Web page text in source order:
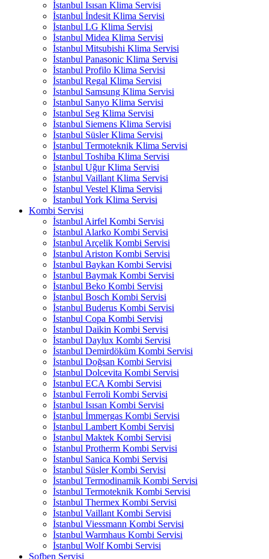
İstanbul Isısan Klima Servisi
İstanbul İndesit Klima Servisi
İstanbul LG Klima Servisi
İstanbul Midea Klima Servisi
İstanbul Mitsubishi Klima Servisi
İstanbul Panasonic Klima Servisi
İstanbul Profilo Klima Servisi
İstanbul Regal Klima Servisi
İstanbul Samsung Klima Servisi
İstanbul Sanyo Klima Servisi
İstanbul Seg Klima Servisi
İstanbul Siemens Klima Servisi
İstanbul Süsler Klima Servisi
İstanbul Termoteknik Klima Servisi
İstanbul Toshiba Klima Servisi
İstanbul Uğur Klima Servisi
İstanbul Vaillant Klima Servisi
İstanbul Vestel Klima Servisi
İstanbul York Klima Servisi
Kombi Servisi
İstanbul Airfel Kombi Servisi
İstanbul Alarko Kombi Servisi
İstanbul Arçelik Kombi Servisi
İstanbul Ariston Kombi Servisi
İstanbul Baykan Kombi Servisi
İstanbul Baymak Kombi Servisi
İstanbul Beko Kombi Servisi
İstanbul Bosch Kombi Servisi
İstanbul Buderus Kombi Servisi
İstanbul Copa Kombi Servisi
İstanbul Daikin Kombi Servisi
İstanbul Daylux Kombi Servisi
İstanbul Demirdöküm Kombi Servisi
İstanbul Doğsan Kombi Servisi
İstanbul Dolcevita Kombi Servisi
İstanbul ECA Kombi Servisi
İstanbul Ferroli Kombi Servisi
İstanbul Isısan Kombi Servisi
İstanbul İmmergas Kombi Servisi
İstanbul Lambert Kombi Servisi
İstanbul Maktek Kombi Servisi
İstanbul Protherm Kombi Servisi
İstanbul Sanica Kombi Servisi
İstanbul Süsler Kombi Servisi
İstanbul Termodinamik Kombi Servisi
İstanbul Termoteknik Kombi Servisi
İstanbul Thermex Kombi Servisi
İstanbul Vaillant Kombi Servisi
İstanbul Viessmann Kombi Servisi
İstanbul Warmhaus Kombi Servisi
İstanbul Wolf Kombi Servisi
Şofben Servisi